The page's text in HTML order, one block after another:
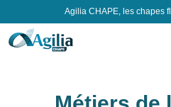
Agilia CHAPE, les chapes